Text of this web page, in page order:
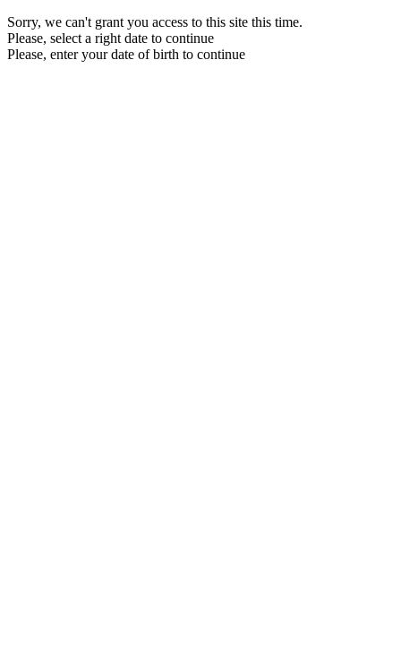
Sorry, we can't grant you access to this site this time.
Please, select a right date to continue
Please, enter your date of birth to continue